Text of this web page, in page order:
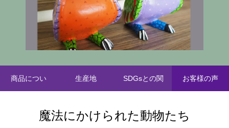
商品につい 生産地 SDGsとの関 お客様の声
魔法にかけられた動物たち